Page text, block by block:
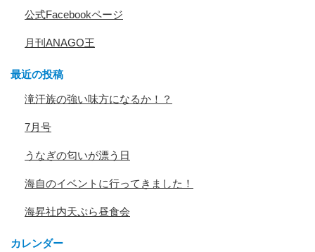
公式Facebookページ
月刊ANAGO王
最近の投稿
滝汗族の強い味方になるか！？
7月号
うなぎの匂いが漂う日
海自のイベントに行ってきました！
海昇社内天ぷら昼食会
カレンダー